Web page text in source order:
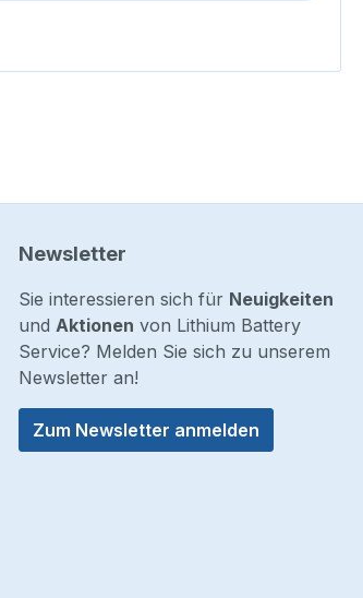
Newsletter
Sie interessieren sich für Neuigkeiten
und Aktionen von Lithium Battery
Service? Melden Sie sich zu unserem
Newsletter an!
Zum Newsletter anmelden